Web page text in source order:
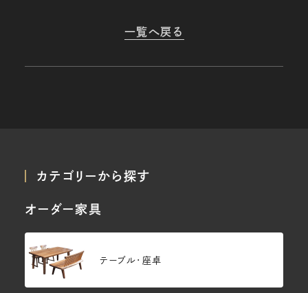
一覧へ戻る
カテゴリーから探す
オーダー家具
テーブル・座卓